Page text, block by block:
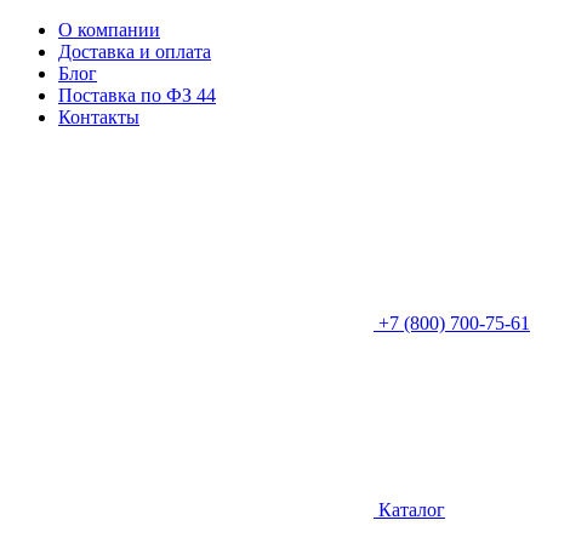
О компании
Доставка и оплата
Блог
Поставка по ФЗ 44
Контакты
+7 (800) 700-75-61
Каталог